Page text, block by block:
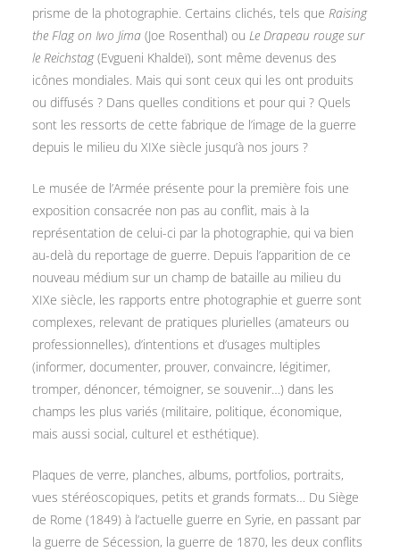
prisme de la photographie. Certains clichés, tels que Raising
the Flag on Iwo Jima (Joe Rosenthal) ou Le Drapeau rouge sur
le Reichstag(Evgueni Khaldeï), sont même devenus des
icônes mondiales. Mais qui sont ceux qui les ont produits
ou diffusés ? Dans quelles conditions et pour qui ? Quels
sont les ressorts de cette fabrique de l’image de la guerre
depuis le milieu du XIXe siècle jusqu’à nos jours ?
Le musée de l’Armée présente pour la première fois une
exposition consacrée non pas au conflit, mais à la
représentation de celui-ci par la photographie, qui va bien
au-delà du reportage de guerre. Depuis l’apparition de ce
nouveau médium sur un champ de bataille au milieu du
XIXe siècle, les rapports entre photographie et guerre sont
complexes, relevant de pratiques plurielles (amateurs ou
professionnelles), d’intentions et d’usages multiples
(informer, documenter, prouver, convaincre, légitimer,
tromper, dénoncer, témoigner, se souvenir…) dans les
champs les plus variés (militaire, politique, économique,
mais aussi social, culturel et esthétique).
Plaques de verre, planches, albums, portfolios, portraits,
vues stéréoscopiques, petits et grands formats… Du Siège
de Rome (1849) à l’actuelle guerre en Syrie, en passant par
la guerre de Sécession, la guerre de 1870, les deux conflits